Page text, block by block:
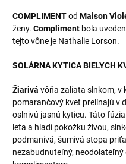
COMPLIMENTod Maison
ženy. Compliment bola
tejto vône je Nathalie Lorson.
SOLÁRNA KYTICA BIELYCH
Žiarivá vôňa zaliata slnkom, v
pomarančový kvet prelínajú v
oslnivú jasnú kyticu. Táto
leta a hladí pokožku živou,
podmanivá, šumivá stopa
nezabudnuteľný,